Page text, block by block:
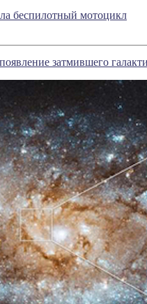
беспилотный мотоцикл
затмившего